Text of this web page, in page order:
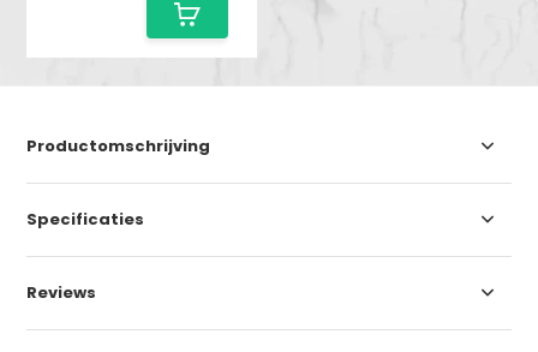
Productomschrijving
Specificaties
Reviews